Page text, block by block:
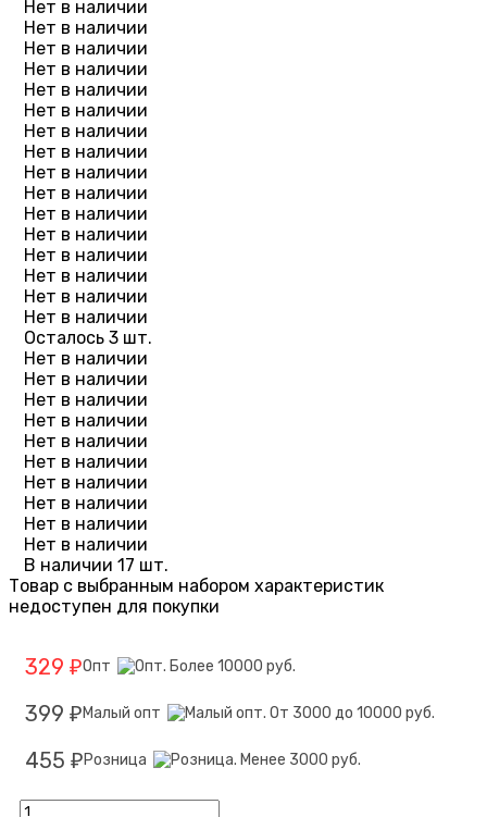
Нет в наличии
Нет в наличии
Нет в наличии
Нет в наличии
Нет в наличии
Нет в наличии
Нет в наличии
Нет в наличии
Нет в наличии
Нет в наличии
Нет в наличии
Нет в наличии
Нет в наличии
Нет в наличии
Нет в наличии
Нет в наличии
Осталось 3 шт.
Нет в наличии
Нет в наличии
Нет в наличии
Нет в наличии
Нет в наличии
Нет в наличии
Нет в наличии
Нет в наличии
Нет в наличии
Нет в наличии
В наличии 17 шт.
Товар с выбранным набором характеристик
недоступен для покупки
329 ₽Опт
399 ₽ Малый опт
455 ₽ Розница